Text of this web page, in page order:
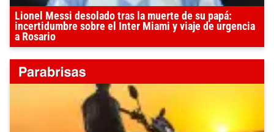
Lionel Messi desolado tras la muerte de su papá:
incertidumbre sobre el Inter Miami y viaje de urgencia
a Rosario